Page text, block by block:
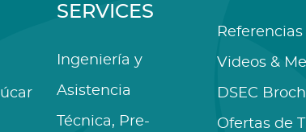
SERVICES
Ingeniería y
Asistencia
Técnica, Pre-
Referencias
Videos &
DSEC
Ofertas de